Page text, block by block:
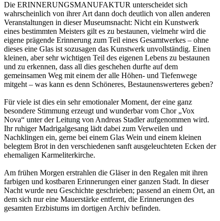
Die ERINNERUNGSMANUFAKTUR unterscheidet sich
wahrscheinlich von ihrer Art dann doch deutlich von allen anderen
Veranstaltungen in dieser Museumsnacht: Nicht ein Kunstwerk
eines bestimmten Meisters gilt es zu bestaunen, vielmehr wird die
eigene prägende Erinnerung zum Teil eines Gesamtwerkes – ohne
dieses eine Glas ist sozusagen das Kunstwerk unvollständig. Einen
kleinen, aber sehr wichtigen Teil des eigenen Lebens zu bestaunen
und zu erkennen, dass all dies geschehen durfte auf dem
gemeinsamen Weg mit einem der alle Höhen- und Tiefenwege
mitgeht – was kann es denn Schöneres, Bestaunenswerteres geben?
Für viele ist dies ein sehr emotionaler Moment, der eine ganz
besondere Stimmung erzeugt und wunderbar vom Chor „Vox
Nova“ unter der Leitung von Andreas Stadler aufgenommen wird.
Ihr ruhiger Madrigalgesang lädt dabei zum Verweilen und
Nachklingen ein, gerne bei einem Glas Wein und einem kleinen
belegtem Brot in den verschiedenen sanft ausgeleuchteten Ecken der
ehemaligen Karmeliterkirche.
Am frühen Morgen erstrahlen die Gläser in den Regalen mit ihren
farbigen und kostbaren Erinnerungen einer ganzen Stadt. In dieser
Nacht wurde neu Geschichte geschrieben; passend an einem Ort, an
dem sich nur eine Mauerstärke entfernt, die Erinnerungen des
gesamten Erzbistums im dortigen Archiv befinden.